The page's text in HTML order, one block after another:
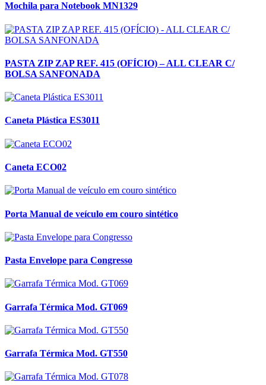
Mochila para Notebook MN1329
PASTA ZIP ZAP REF. 415 (OFÍCIO) – ALL CLEAR C/
BOLSA SANFONADA
Caneta Plástica ES3011
Caneta ECO02
Porta Manual de veículo em couro sintético
Pasta Envelope para Congresso
Garrafa Térmica Mod. GT069
Garrafa Térmica Mod. GT550